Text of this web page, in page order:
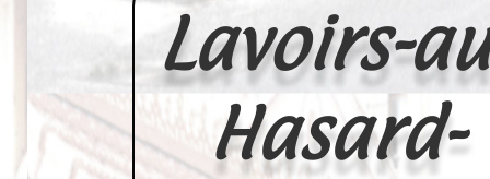
Lavoirs-
Hasard-